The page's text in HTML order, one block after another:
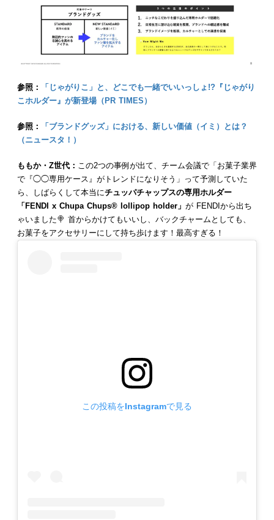
参照：
「じゃがりこ」と、どこでも一緒でいいっしょ!?『じゃがり
こホルダー』が新登場（PR TIMES）
参照：
「ブランドグッズ」における、新しい価値（イミ）とは？
（ニュースタ！）
ももか・Z世代： この2つの事例が出て、チーム会議で「お菓子業界
で『◯◯専用ケース』がトレンドになりそう」って予測していた
ら、しばらくして本当にチュッパチャップスの専用ホルダー
「FENDI x Chupa Chups® lollipop holder」 が FENDIから出ち
ゃいました🍭 首からかけてもいいし、バックチャームとしても、
お菓子をアクセサリーにして持ち歩けます！最高すぎる！
この投稿をInstagramで見る